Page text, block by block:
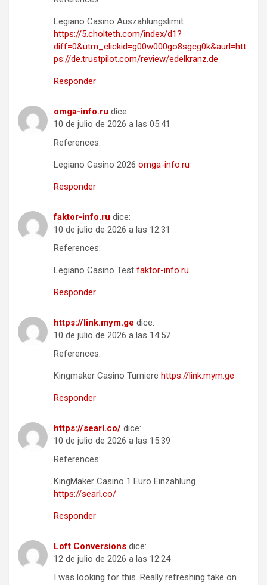
Legiano Casino Auszahlungslimit
https://5.cholteth.com/index/d1?
diff=0&utm_clickid=g00w000go8sgcg0k&aurl=htt
ps://de.trustpilot.com/review/edelkranz.de
Responder
omga-info.ru dice:
10 de julio de 2026 a las 05:41
References:
Legiano Casino 2026 omga-info.ru
Responder
faktor-info.ru dice:
10 de julio de 2026 a las 12:31
References:
Legiano Casino Test faktor-info.ru
Responder
https://link.mym.ge dice:
10 de julio de 2026 a las 14:57
References:
Kingmaker Casino Turniere https://link.mym.ge
Responder
https://searl.co/ dice:
10 de julio de 2026 a las 15:39
References:
KingMaker Casino 1 Euro Einzahlung
https://searl.co/
Responder
Loft Conversions dice:
12 de julio de 2026 a las 12:24
I was looking for this. Really refreshing take on